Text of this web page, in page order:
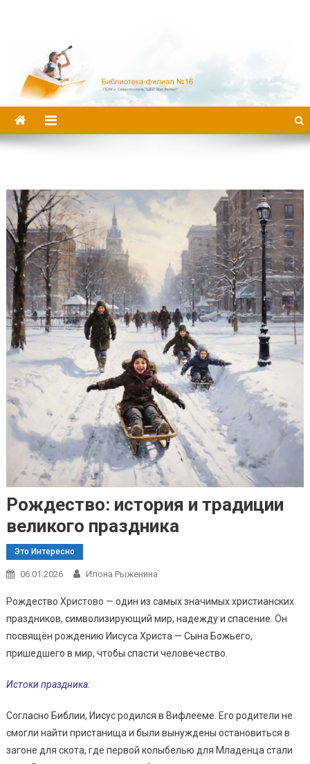
Рождество: история и традиции
великого праздника
Это Интересно
06.01.2026 Илона Рыженина
Рождество Христово — один из самых значимых христианских
праздников, символизирующий мир, надежду и спасение. Он
посвящён рождению Иисуса Христа — Сына Божьего,
пришедшего в мир, чтобы спасти человечество.
Истоки праздника:
Согласно Библии, Иисус родился в Вифлееме. Его родители не
смогли найти пристанища и были вынуждены остановиться в
загоне для скота, где первой колыбелью для Младенца стали